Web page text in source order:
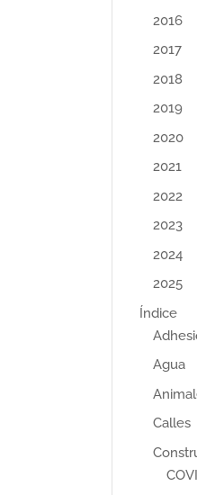
2016
2017
2018
2019
2020
2021
2022
2023
2024
2025
Índice
Agua
Calles